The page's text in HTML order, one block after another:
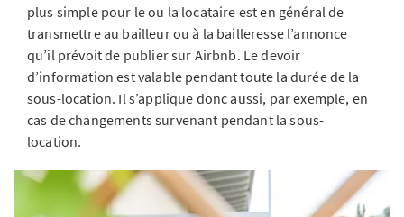
plus simple pour le ou la locataire est en général de
transmettre au bailleur ou à la bailleresse l’annonce
qu’il prévoit de publier sur Airbnb. Le devoir
d’information est valable pendant toute la durée de la
sous-location. Il s’applique donc aussi, par exemple, en
cas de changements survenant pendant la sous-
location.